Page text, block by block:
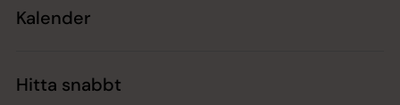
Kalender
Hitta snabbt